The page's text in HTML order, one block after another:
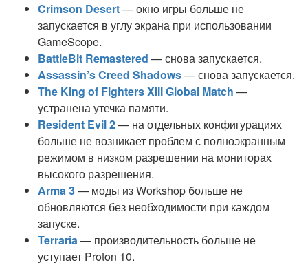
Crimson Desert— окно игры больше не
запускается в углу экрана при использовании
GameScope.
BattleBit Remastered — снова запускается.
Assassin’s Creed Shadows— снова запускается.
The King of Fighters XIII Global Match —
устранена утечка памяти.
Resident Evil 2— на отдельных конфигурациях
больше не возникает проблем с полноэкранным
режимом в низком разрешении на мониторах
высокого разрешения.
Arma 3— моды из Workshop больше не
обновляются без необходимости при каждом
запуске.
Terraria— производительность больше не
уступает Proton 10.